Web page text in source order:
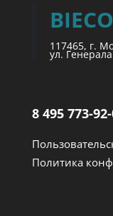
117465, г.
ул.
8 495 773-
Политика